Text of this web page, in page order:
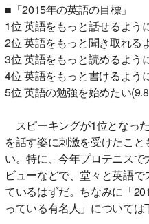
■「2015年の英語の目標」
1位 英語をもっと話せるよう
2位 英語をもっと聞き取れる
3位 英語をもっと読めるよう
4位 英語をもっと書けるよう
5位 英語の勉強を始めたい
スピーキングが1位となっ
を話す姿に刺激を受けたこ
い。特に、今年プロテニス
ビューなどで、堂々と英語
ているはずだ。ちなみに「
っている有名人」については